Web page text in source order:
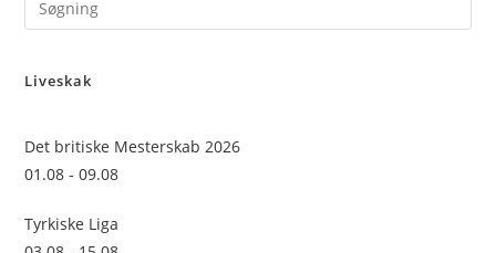
Liveskak
Det britiske Mesterskab 2026
01.08 - 09.08
Tyrkiske Liga